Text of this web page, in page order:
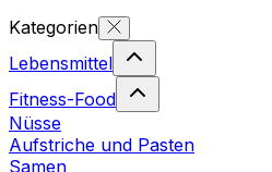
Kategorien
Lebensmittel
Fitness-Food
Nüsse
Aufstriche und Pasten
Samen